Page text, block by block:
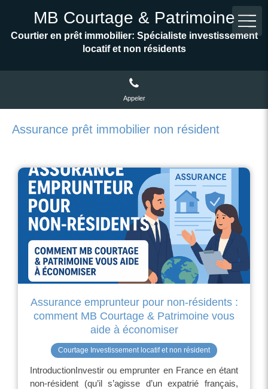
MB Courtage & Patrimoine
Courtier en prêt immobilier: Spécialiste investissement
locatif et non résidents
Appeler
Assurance prêt immobilier non résident
Assurance emprunteur pour non-résidents :
comment MB Courtage & Patrimoine vous
aide à économiser
Courtage Investissement locatif et non résident
IntroductionInvestir ou emprunter en France en étant
non-résident (qu’il s’agisse d’un expatrié français,